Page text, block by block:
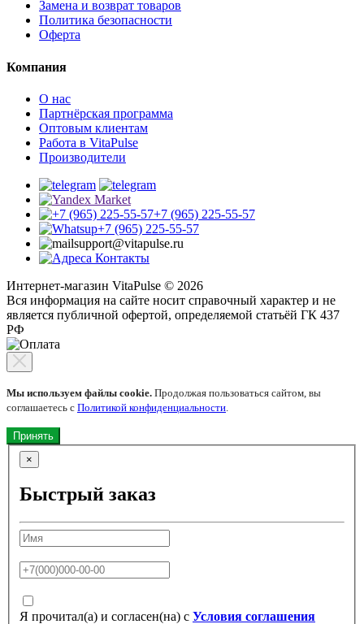
Замена и возврат товаров
Политика безопасности
Оферта
Компания
О нас
Партнёрская программа
Оптовым клиентам
Работа в VitaPulse
Производители
+7 (965) 225-55-57
+7 (965) 225-55-57
support@vitapulse.ru
Контакты
Интернет-магазин VitaPulse © 2026
Вся информация на сайте носит справочный характер и не
является публичной офертой, определяемой статьёй ГК 437
РФ
Мы используем файлы cookie. Продолжая пользоваться сайтом, вы
соглашаетесь с Политикой конфиденциальности
Принять
×
Быстрый заказ
Я прочитал(а) и согласен(на) с Условия соглашения